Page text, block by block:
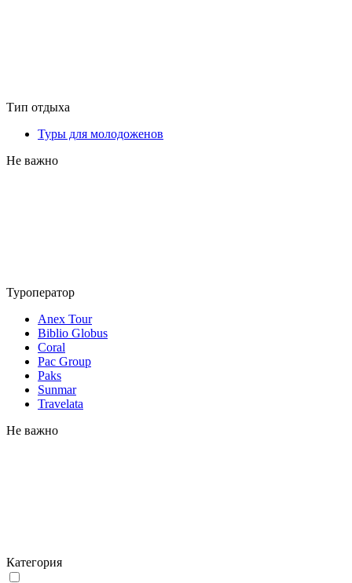
Тип отдыха
Туры для молодоженов
Не важно
Туроператор
Anex Tour
Biblio Globus
Coral
Pac Group
Paks
Sunmar
Travelata
Не важно
Категория